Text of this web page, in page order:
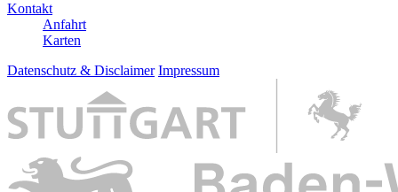
Kontakt
Anfahrt
Karten
Datenschutz & Disclaimer Impressum